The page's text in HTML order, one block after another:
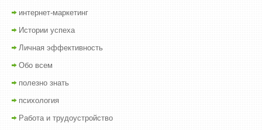
интернет-маркетинг
Истории успеха
Личная эффективность
Обо всем
полезно знать
психология
Работа и трудоустройство